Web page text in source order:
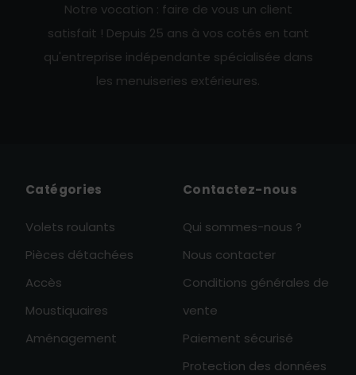
Notre vocation : faire de vous un client
satisfait ! Depuis 25 ans à vos cotés en tant
qu'entreprise indépendante spécialisée dans
les menuiseries extérieures.
Catégories
Volets roulants
Pièces détachées
Accès
Moustiquaires
Aménagement
Contactez-nous
Qui sommes-nous ?
Nous contacter
Conditions générales de
vente
Paiement sécurisé
Protection des données